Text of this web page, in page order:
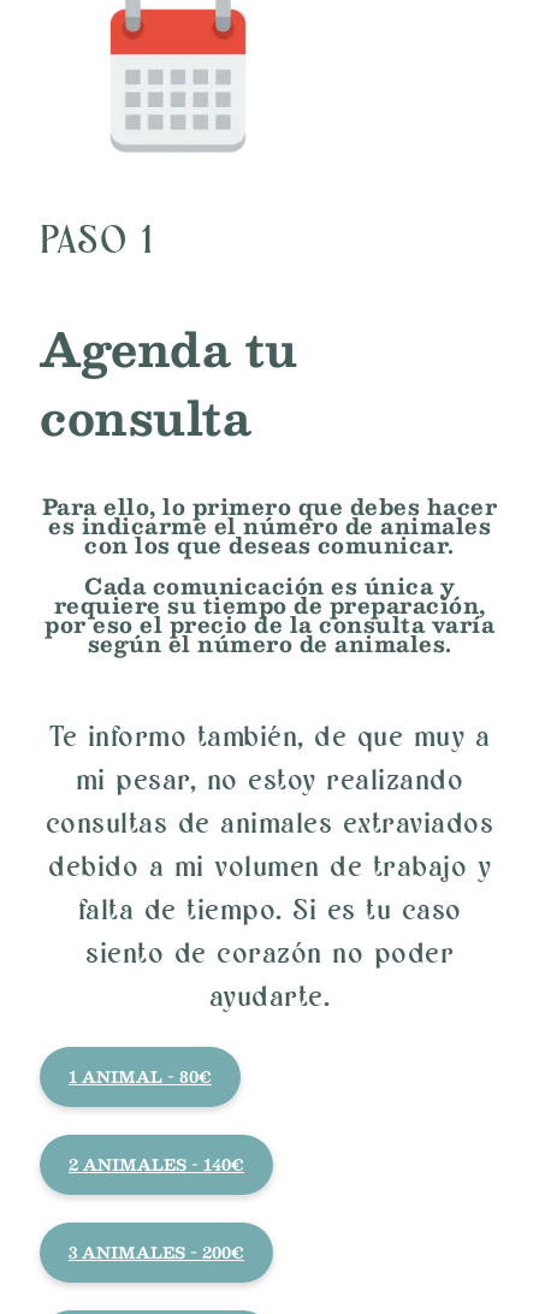
PASO 1
Agenda tu
consulta
Para ello, lo primero que debes hacer
es indicarme el número de animales
con los que deseas comunicar.
Cada comunicación es única y
requiere su tiempo de preparación,
por eso el precio de la consulta varía
según el número de animales.
Te informo también, de que muy a
mi pesar, no estoy realizando
consultas de animales extraviados
debido a mi volumen de trabajo y
falta de tiempo. Si es tu caso
siento de corazón no poder
ayudarte.
1 ANIMAL - 80€
2 ANIMALES - 140€
3 ANIMALES - 200€